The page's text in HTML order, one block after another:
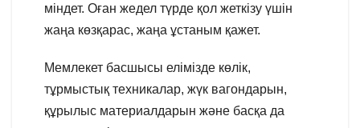
міндет. Оған жедел түрде қол жеткізу үшін
жаңа көзқарас, жаңа ұстаным қажет.
Мемлекет басшысы елімізде көлік,
тұрмыстық техникалар, жүк вагондарын,
құрылыс материалдарын және басқа да